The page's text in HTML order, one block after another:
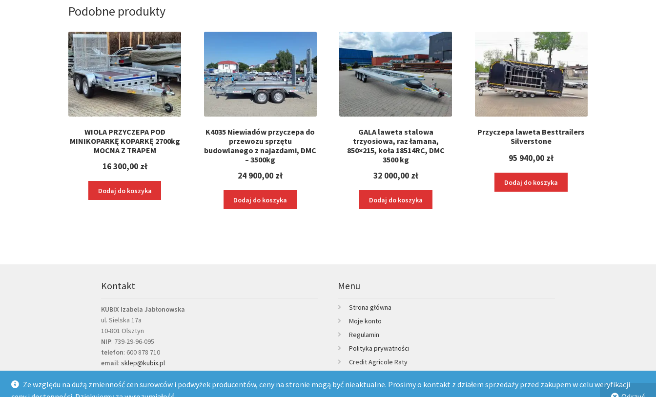
Ze względu na dużą zmienność cen surowców i podwyżek producentów, ceny na stronie mogą być nieaktualne. Prosimy o kontakt z działem sprzedaży przed zakupem w celu weryfikacji
Podobne produkty
WIOLA PRZYCZEPA POD
MINIKOPARKĘ KOPARKĘ 2700kg
MOCNA Z TRAPEM
16 300,00 zł
Dodaj do koszyka
K4035 Niewiadów przyczepa do
przewozu sprzętu
budowlanego z najazdami, DMC
– 3500kg
24 900,00 zł
Dodaj do koszyka
GALA laweta stalowa
trzyosiowa, raz łamana,
850×215, koła 18514RC, DMC
3500 kg
32 000,00 zł
Dodaj do koszyka
Przyczepa laweta Besttrailers
Silverstone
95 940,00 zł
Dodaj do koszyka
Kontakt
KUBIX Izabela Jabłonowska
ul. Sielska 17a
10-801 Olsztyn
NIP: 739-29-96-095
telefon: 600 878 710
email: sklep@kubix.pl
Menu
Strona główna
Moje konto
Regulamin
Polityka prywatności
Credit Agricole Raty